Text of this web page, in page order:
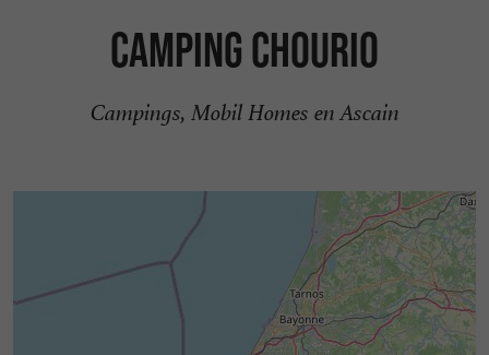
Camping Chourio
Campings, Mobil Homes en Ascain